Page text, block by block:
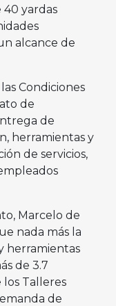
yardas
alcance de
Condiciones
de
de
herramientas y
de servicios,
Marcelo de
nada más la
herramientas
de 3.7
los Talleres
de